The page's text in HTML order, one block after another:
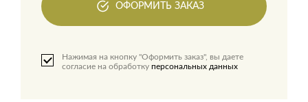
ОФОРМИТЬ ЗАКАЗ
Нажимая на кнопку "Оформить заказ", вы даете
согласие на обработку персональных данных